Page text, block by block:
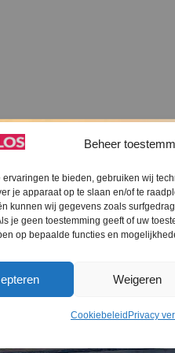
Beheer
ervaringen te bieden, gebruiken wij
je apparaat op te slaan en/of te
kunnen wij gegevens zoals
je geen toestemming geeft of uw
op bepaalde functies en
Weigeren
Cookiebeleid Privacy
SLOS ANBI Contact